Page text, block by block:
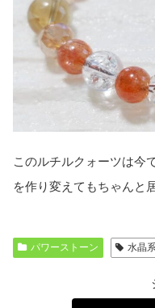
このルチルクォーツは今
を作り変えてもちゃんと
パワーストーン 水晶